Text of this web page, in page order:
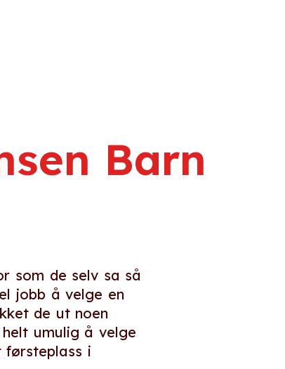
Barn
som de selv sa så
jobb å velge en
de ut noen
umulig å velge
i